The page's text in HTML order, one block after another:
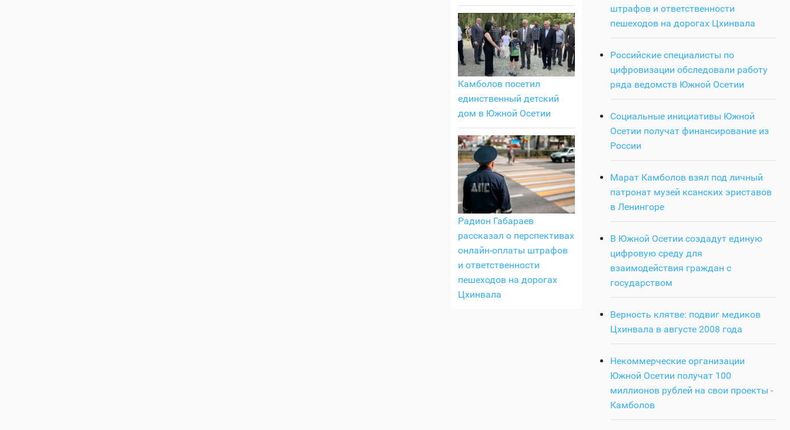
Камболов посетил
единственный детский
дом в Южной Осетии
Радион Габараев
рассказал о перспективах
онлайн-оплаты штрафов
и ответственности
пешеходов на дорогах
Цхинвала
штрафов и ответственности
пешеходов на дорогах Цхинвала
Российские специалисты по
цифровизации обследовали работу
ряда ведомств Южной Осетии
Социальные инициативы Южной
Осетии получат финансирование из
России
Марат Камболов взял под личный
патронат музей ксанских эриставов
в Ленингоре
В Южной Осетии создадут единую
цифровую среду для
взаимодействия граждан с
государством
Верность клятве: подвиг медиков
Цхинвала в августе 2008 года
Некоммерческие организации
Южной Осетии получат 100
миллионов рублей на свои проекты -
Камболов